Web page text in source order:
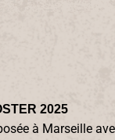
2025
à Marseille